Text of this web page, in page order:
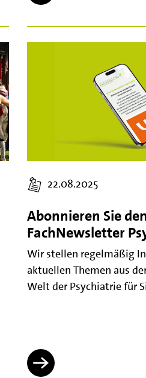
22.08.2025
Abonnieren Sie
FachNewsletter
Wir stellen regelmäßig
aktuellen Themen aus
Welt der Psychiatrie für